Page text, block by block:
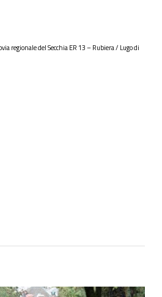
regionale del Secchia ER 13 – Rubiera / Lugo di